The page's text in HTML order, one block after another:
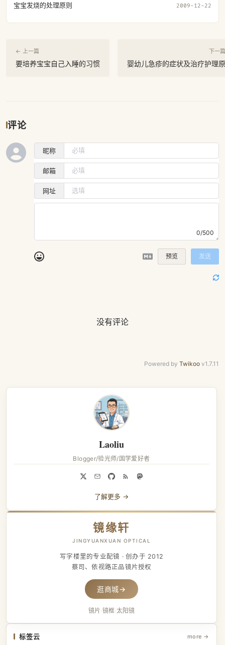
宝宝发烧的处理原则 2009-12-22
← 上一篇
要培养宝宝自己入睡的习惯
下一
婴幼儿急疹的症状及治疗护理
评论
昵称
邮箱
网址
0/500
预览 发送
没有评论
Powered by Twikoo v1.7.11
Laoliu
Blogger/验光师/国学爱好者
了解更多 →
镜缘轩
JINGYUANXUAN OPTICAL
写字楼里的专业配镜 · 创办于 2012
蔡司、依视路正品镜片授权
逛商城→
镜片·镜框·太阳镜
标签云 more →